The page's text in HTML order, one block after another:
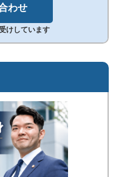
わせ
けしています